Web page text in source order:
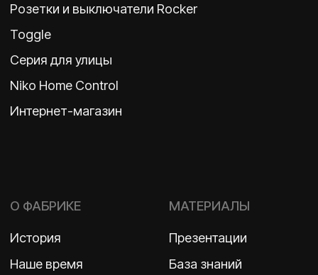
2026 ©
ООО «Бельгийская электротехника»
ИНН 7710498979 ОГРН 1157746609350